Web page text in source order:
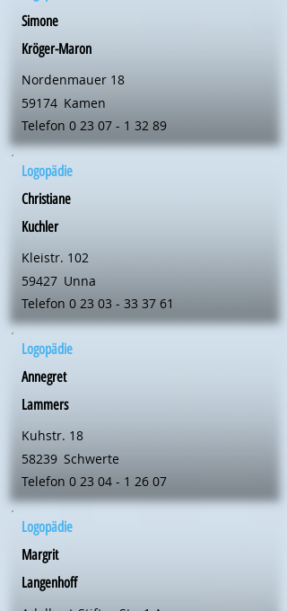
Simone
Kröger-Maron
Nordenmauer 18
59174 Kamen
Telefon 0 23 07 - 1 32 89
Logopädie
Christiane
Kuchler
Kleistr. 102
59427 Unna
Telefon 0 23 03 - 33 37 61
Logopädie
Annegret
Lammers
Kuhstr. 18
58239 Schwerte
Telefon 0 23 04 - 1 26 07
Logopädie
Margrit
Langenhoff